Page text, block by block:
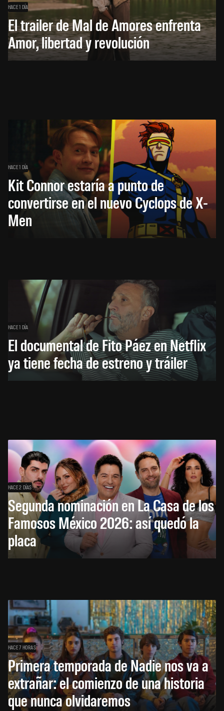
HACE 1 DÍA
El trailer de Mal de Amores enfrenta
Amor, libertad y revolución
HACE 1 DÍA
Kit Connor estaría a punto de
convertirse en el nuevo Cyclops de X-
Men
HACE 1 DÍA
El documental de Fito Páez en Netflix
ya tiene fecha de estreno y tráiler
HACE 2 DÍAS
Segunda nominación en La Casa de los
Famosos México 2026: así quedó la
placa
HACE 7 HORAS
Primera temporada de Nadie nos va a
extrañar: el comienzo de una historia
que nunca olvidaremos